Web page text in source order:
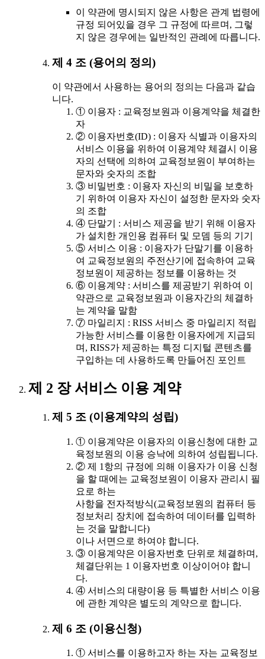
이 약관에 명시되지 않은 사항은 관계 법령에
규정 되어있을 경우 그 규정에 따르며, 그렇
지 않은 경우에는 일반적인 관례에 따릅니다.
제 4 조 (용어의 정의)
이 약관에서 사용하는 용어의 정의는 다음과 같습
니다.
① 이용자 : 교육정보원과 이용계약을 체결한
자
② 이용자번호(ID) : 이용자 식별과 이용자의
서비스 이용을 위하여 이용계약 체결시 이용
자의 선택에 의하여 교육정보원이 부여하는
문자와 숫자의 조합
③ 비밀번호 : 이용자 자신의 비밀을 보호하
기 위하여 이용자 자신이 설정한 문자와 숫자
의 조합
④ 단말기 : 서비스 제공을 받기 위해 이용자
가 설치한 개인용 컴퓨터 및 모뎀 등의 기기
⑤ 서비스 이용 : 이용자가 단말기를 이용하
여 교육정보원의 주전산기에 접속하여 교육
정보원이 제공하는 정보를 이용하는 것
⑥ 이용계약 : 서비스를 제공받기 위하여 이
약관으로 교육정보원과 이용자간의 체결하
는 계약을 말함
⑦ 마일리지 : RISS 서비스 중 마일리지 적립
가능한 서비스를 이용한 이용자에게 지급되
며, RISS가 제공하는 특정 디지털 콘텐츠를
구입하는 데 사용하도록 만들어진 포인트
제 2 장 서비스 이용 계약
제 5 조 (이용계약의 성립)
① 이용계약은 이용자의 이용신청에 대한 교
육정보원의 이용 승낙에 의하여 성립됩니다.
② 제 1항의 규정에 의해 이용자가 이용 신청
을 할 때에는 교육정보원이 이용자 관리시 필
요로 하는
사항을 전자적방식(교육정보원의 컴퓨터 등
정보처리 장치에 접속하여 데이터를 입력하
는 것을 말합니다)
이나 서면으로 하여야 합니다.
③ 이용계약은 이용자번호 단위로 체결하며,
체결단위는 1 이용자번호 이상이어야 합니
다.
④ 서비스의 대량이용 등 특별한 서비스 이용
에 관한 계약은 별도의 계약으로 합니다.
제 6 조 (이용신청)
① 서비스를 이용하고자 하는 자는 교육정보